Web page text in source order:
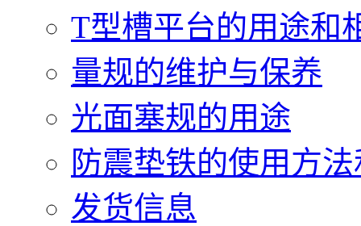
T型槽平台的用途和
量规的维护与保养
光面塞规的用途
防震垫铁的使用方
发货信息